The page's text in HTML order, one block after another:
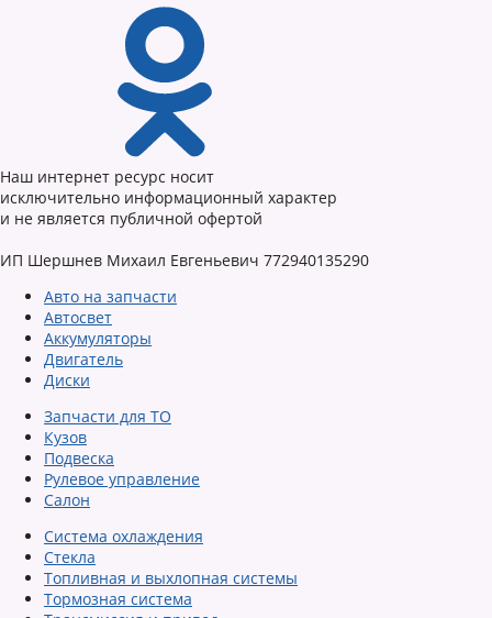
Наш интернет ресурс носит
исключительно информационный характер
и не является публичной офертой
ИП Шершнев Михаил Евгеньевич 772940135290
Авто на запчасти
Автосвет
Аккумуляторы
Двигатель
Диски
Запчасти для ТО
Кузов
Подвеска
Рулевое управление
Салон
Система охлаждения
Стекла
Топливная и выхлопная системы
Тормозная система